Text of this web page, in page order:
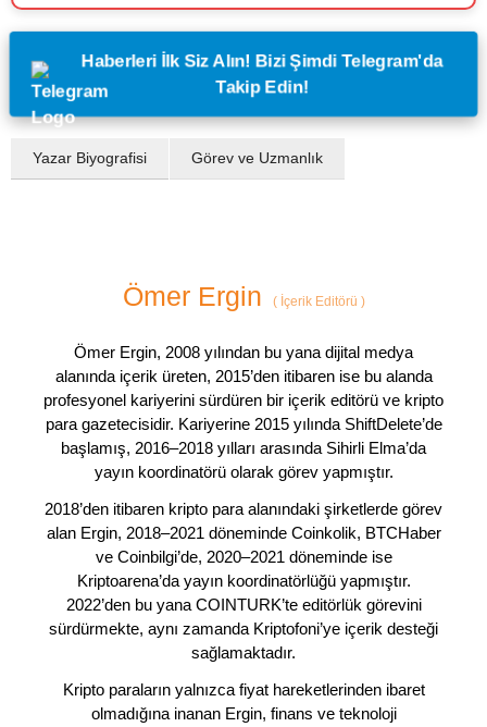
Haberleri İlk Siz Alın! Bizi Şimdi Telegram'da
Takip Edin!
Yazar Biyografisi Görev ve Uzmanlık
Ömer Ergin (İçerik Editörü )
Ömer Ergin, 2008 yılından bu yana dijital medya
alanında içerik üreten, 2015’den itibaren ise bu alanda
profesyonel kariyerini sürdüren bir içerik editörü ve kripto
para gazetecisidir. Kariyerine 2015 yılında ShiftDelete’de
başlamış, 2016–2018 yılları arasında Sihirli Elma’da
yayın koordinatörü olarak görev yapmıştır.
2018’den itibaren kripto para alanındaki şirketlerde görev
alan Ergin, 2018–2021 döneminde Coinkolik, BTCHaber
ve Coinbilgi’de, 2020–2021 döneminde ise
Kriptoarena’da yayın koordinatörlüğü yapmıştır.
2022’den bu yana COINTURK’te editörlük görevini
sürdürmekte, aynı zamanda Kriptofoni’ye içerik desteği
sağlamaktadır.
Kripto paraların yalnızca fiyat hareketlerinden ibaret
olmadığına inanan Ergin, finans ve teknoloji